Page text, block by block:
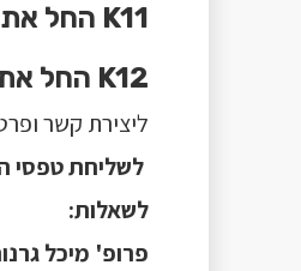
K11 החל את שנת הלימודים הרביעית בנובמבר 25
K12 החל את שנת הלימודים השניה בנובמבר 25
ליצירת קשר
לשליחת טפסי
לשאלות:
פרופ' מיכל גרנות, 054-